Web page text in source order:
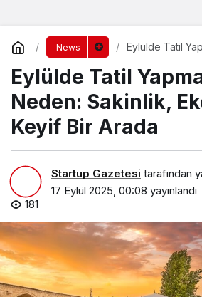
News
Eylülde Tatil
Eylülde Tatil
Neden: Sakinlik,
Keyif Bir Arada
Startup Gazetesi tarafından
17 Eylül 2025, 00:08 yayınlandı
181